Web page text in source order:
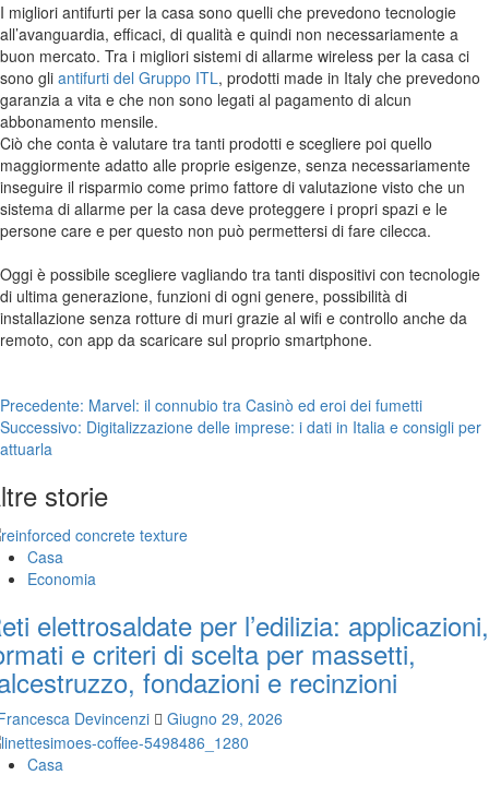
I migliori antifurti per la casa sono quelli che prevedono tecnologie
all’avanguardia, efficaci, di qualità e quindi non necessariamente a
buon mercato. Tra i migliori sistemi di allarme wireless per la casa ci
sono gli antifurti del Gruppo ITL, prodotti made in Italy che prevedono
garanzia a vita e che non sono legati al pagamento di alcun
abbonamento mensile.
Ciò che conta è valutare tra tanti prodotti e scegliere poi quello
maggiormente adatto alle proprie esigenze, senza necessariamente
inseguire il risparmio come primo fattore di valutazione visto che un
sistema di allarme per la casa deve proteggere i propri spazi e le
persone care e per questo non può permettersi di fare cilecca.
Oggi è possibile scegliere vagliando tra tanti dispositivi con tecnologie
di ultima generazione, funzioni di ogni genere, possibilità di
installazione senza rotture di muri grazie al wifi e controllo anche da
remoto, con app da scaricare sul proprio smartphone.
Navigazione
articolo
Precedente: Marvel: il connubio tra Casinò ed eroi dei fumetti
Successivo: Digitalizzazione delle imprese: i dati in Italia e consigli per
attuarla
storie
Casa
Economia
elettrosaldate per l’edilizia: applicazioni,
e criteri di scelta per massetti,
fondazioni e recinzioni
Devincenzi Giugno 29, 2026
Casa